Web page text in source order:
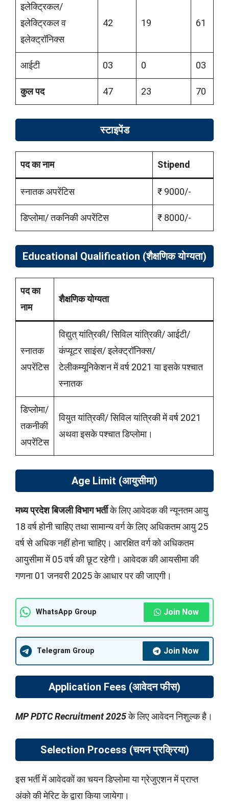
इलेक्ट्रिकल/
इलेक्ट्रिकल व
इलेक्ट्रॉनिक्स
42 19 61
आईटी 03 0 03
कुल पद 47 23 70
स्टाइपेंड
पद का नाम Stipend
स्नातक अपरेंटिस ₹ 9000/-
डिप्लोमा/ तकनिकी अपरेंटिस ₹ 8000/-
Educational Qualification (शैक्षणिक योग्यता)
पद का
नाम
शैक्षणिक योग्यता
स्नातक
अपरेंटिस
विद्युत् यांत्रिकी/ सिविल यांत्रिकी/ आईटी/
कंप्यूटर साइंस/ इलेक्ट्रॉनिक्स/
टेलीकम्यूनिकेशन में वर्ष 2021 या इसके पश्चात
स्नातक
डिप्लोमा/
तकनीकी
अपरेंटिस
वियुत यांत्रिकी/ सिविल यांत्रिकी में वर्ष 2021
अथवा इसके पश्चात डिप्लोमा।
Age Limit (आयुसीमा)
मध्य प्रदेश बिजली विभाग भर्तीके लिए आवेदक की न्यूनतम आयु
18 वर्ष होनी चाहिए तथा सामान्य वर्ग के लिए अधिकतम आयु 25
वर्ष से अधिक नहीं होना चाहिए। आरक्षित वर्ग को अधिकतम
आयुसीमा में 05 वर्ष की छूट रहेगी। आवेदक की आयसीमा की
गणना 01 जनवरी 2025 के आधार पर की जाएगी।
WhatsApp Group Join Now
Telegram Group Join Now
Application Fees (आवेदन फीस)
MP PDTC Recruitment 2025के लिए आवेदन निशुल्क है।
Selection Process (चयन प्रक्रिया)
इस भर्ती में आवेदकों का चयन डिप्लोमा या ग्रेजुएशन में प्राप्त
अंको की मेरिट के द्वारा किया जायेगा।